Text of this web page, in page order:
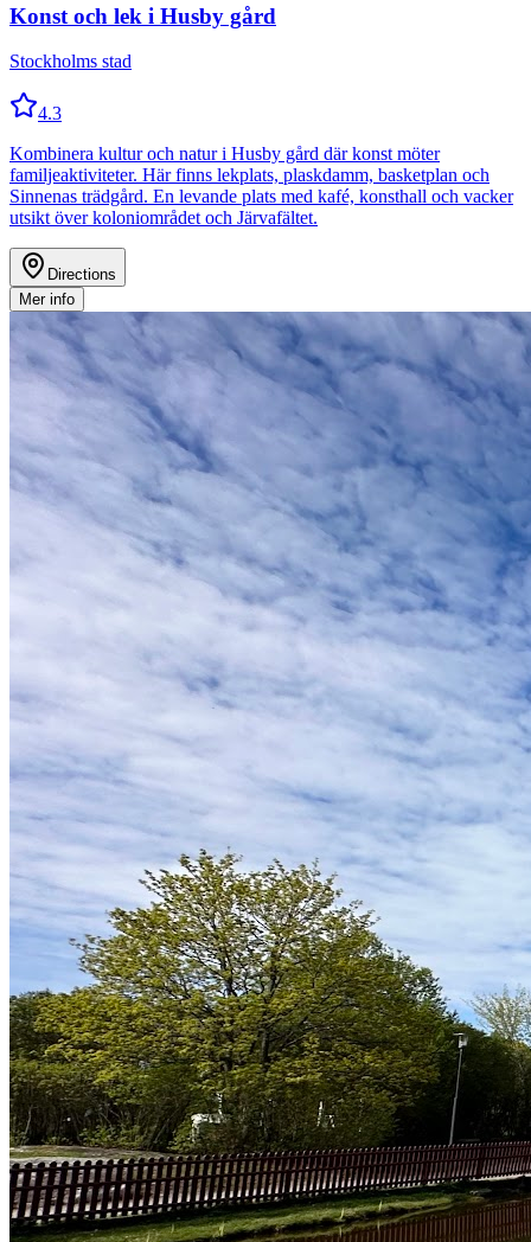
Konst och lek i Husby gård
Stockholms stad
4.3
Kombinera kultur och natur i Husby gård där konst möter
familjeaktiviteter. Här finns lekplats, plaskdamm, basketplan och
Sinnenas trädgård. En levande plats med kafé, konsthall och vacker
utsikt över koloniområdet och Järvafältet.
Directions
Mer info